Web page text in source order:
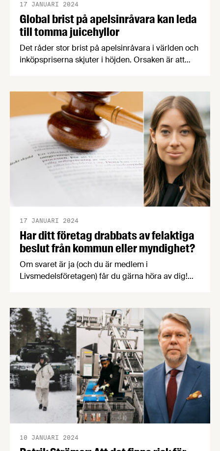
Global brist på apelsinråvara kan leda
till tomma juicehyllor
17 JANUARI 2024
Det råder stor brist på apelsinråvara i världen och
inköpspriserna skjuter i höjden. Orsaken är att
extremväder samtidigt som växtsjukdomen citrus
greening ökat dramatiskt. Redan nu kan
konsumenter möta tomma juicehyllor i butikerna
och branschorganisationen Svenska
Juiceföreningen räknar med att det kommer att bli
värre.
Har ditt företag drabbats av felaktiga
beslut från kommun eller myndighet?
17 JANUARI 2024
Om svaret är ja (och du är medlem i
Livsmedelsföretagen) får du gärna höra av dig!
ekonomisk stöttning i förvaltningsrättsliga
ärenden. Vi bad Hanna Bergström, jurist på
Livsmedelsföretagen, att berätta mer om vilken
hjälp företagen kan få.
10 JANUARI 2024